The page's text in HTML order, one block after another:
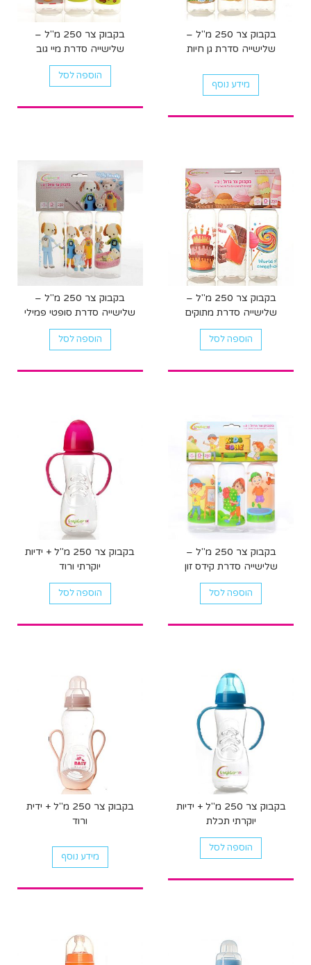
בקבוק צר 250 מ"ל –
שלישייה סדרת גן חיות
מידע נוסף
בקבוק צר 250 מ"ל –
שלישייה סדרת מיי גוב
הוספה לסל
בקבוק צר 250 מ"ל –
שלישייה סדרת מתוקים
הוספה לסל
בקבוק צר 250 מ"ל –
שלישייה סדרת סופטי פמילי
הוספה לסל
בקבוק צר 250 מ"ל –
שלישייה סדרת קידס זון
הוספה לסל
בקבוק צר 250 מ"ל + ידיות
יוקרתי ורוד
הוספה לסל
בקבוק צר 250 מ"ל + ידיות
יוקרתי תכלת
הוספה לסל
בקבוק צר 250 מ"ל + ידית
ורוד
מידע נוסף